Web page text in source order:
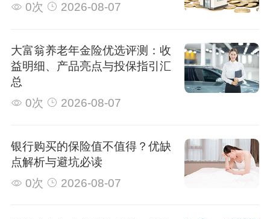
0次
2026-08-07
大富翁养老年金险优选评测：收
益明细、产品亮点与投保指引汇
总
0次
2026-08-07
银行购买的保险值不值得？优缺
点解析与避坑必读
0次
2026-08-07